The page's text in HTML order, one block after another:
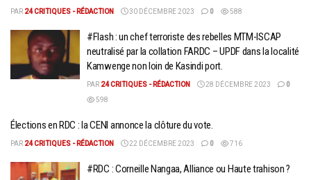
PAR 24 CRITIQUES - RÉDACTION 30 DÉCEMBRE 2023 0 588
#Flash : un chef terroriste des rebelles MTM-ISCAP
neutralisé par la collation FARDC – UPDF dans la localité
Kamwenge non loin de Kasindi port.
PAR 24 CRITIQUES - RÉDACTION 28 DÉCEMBRE 2023
0
598
Élections en RDC : la CENI annonce la clôture du vote.
PAR 24 CRITIQUES - RÉDACTION 22 DÉCEMBRE 2023 0 716
#RDC : Corneille Nangaa, Alliance ou Haute trahison ?